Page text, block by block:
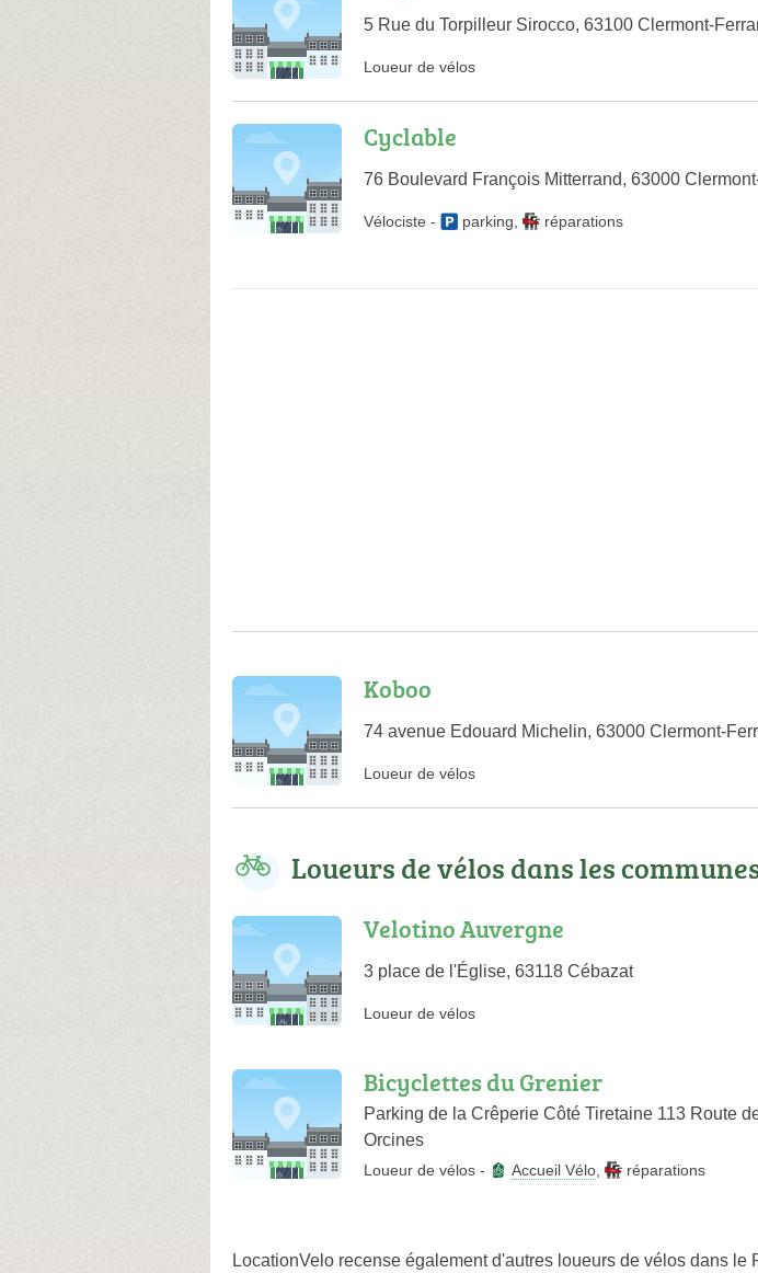
5 Rue du Torpilleur Sirocco, 63100 Clermont-
Loueur de vélos
Cyclable
76 Boulevard François Mitterrand, 63000
Vélociste - parking réparations
Koboo
74 avenue Edouard Michelin, 63000 Clermont-
Loueur de vélos
Loueurs de vélos dans les
Velotino Auvergne
3 place de l'Église, 63118 Cébazat
Loueur de vélos
Bicyclettes du Grenier
Parking de la Crêperie Côté Tiretaine 113 Route
Orcines
Loueur de vélos - Accueil Vélo réparations
LocationVelo recense également d'autres loueurs de vélos dans le